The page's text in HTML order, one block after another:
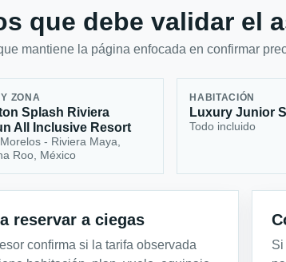
que debe validar el
mantiene la página enfocada en confirmar
ZONA
Splash Riviera
All Inclusive Resort
- Riviera Maya,
Roo, México
HABITACIÓN
Luxury Junior
Todo incluido
reservar a ciegas
confirma si la tarifa observada
Si